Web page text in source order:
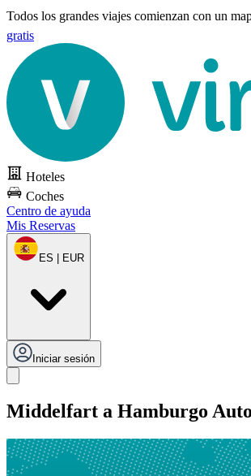
Todos los grandes viajes comienzan con un
gratis
Hoteles
Coches
Centro de ayuda
Mis Reservas
ES | EUR
Iniciar sesión
Middelfart a Hamburgo